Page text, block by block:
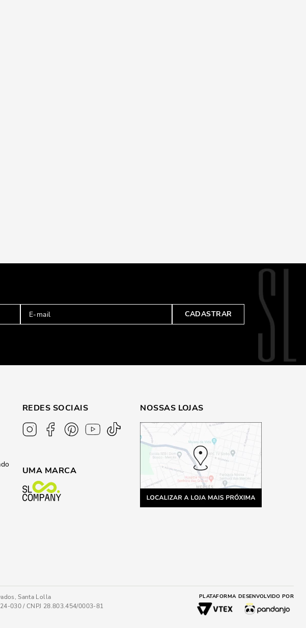
CADASTRAR
REDES SOCIAIS
UMA MARCA
NOSSAS LOJAS
Santa Lolla
030 / CNPJ 28.803.454/0003-81
PLATAFORMA DESENVOLVIDO POR